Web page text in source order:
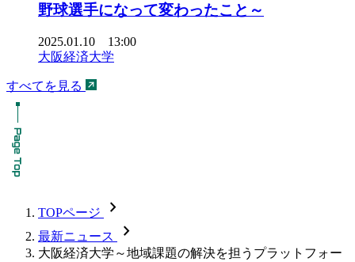
野球選手になって変わったこと～
2025.01.10 13:00
大阪経済大学
すべてを見る
TOPページ chevron_forward
最新ニュース chevron_forward
大阪経済大学～地域課題の解決を担うプラットフォー